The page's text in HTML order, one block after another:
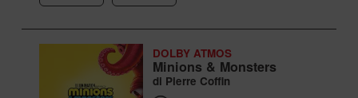
DOLBY ATMOS
Minions & Monsters
di Pierre Coffin